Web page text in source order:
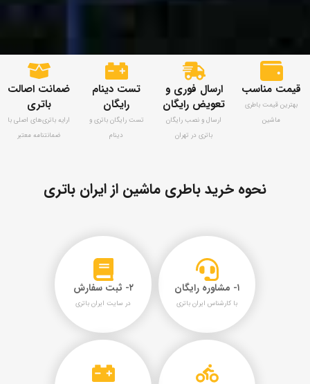
قیمت مناسب
بهترین قیمت باطری
ماشین
ارسال فوری و
تعویض رایگان
ارسال و نصب رایگان
باتری در تهران
تست دینام
رایگان
تست رایگان باتری و
دینام
ضمانت اصالت
باتری
ارايه باتری‌های اصلی با
ضمانتنامه معتبر
نحوه خرید باطری ماشین از ایران باتری
۱- مشاوره رایگان
با کارشناس ایران باتری
۲- ثبت سفارش
در سایت ایران باتری